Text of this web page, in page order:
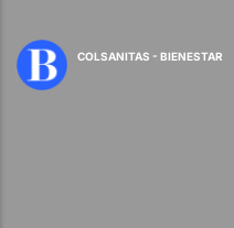
COLSANITAS - BIENESTAR